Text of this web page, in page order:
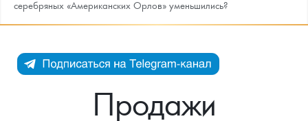
Каталог Монет
Инфо
серебряных «Американских Орлов» уменьшились?
Продажи